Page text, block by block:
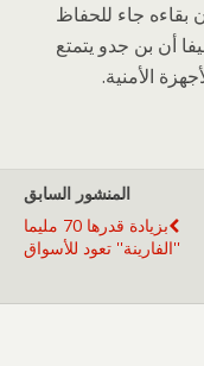
بقاءه جاء للحفاظ
أن بن جدو يتمتع
الأمنية.
المنشور السابق
بزيادة قدرها 70 مليما
''الفارينة'' تعود للأسواق